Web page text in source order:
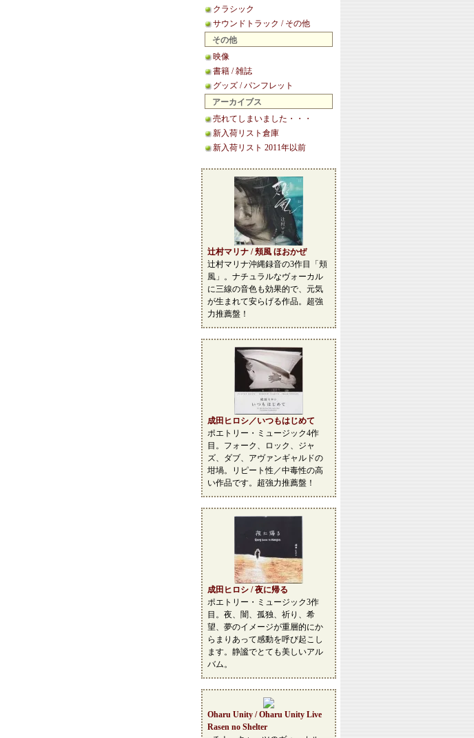
クラシック
サウンドトラック / その他
その他
映像
書籍 / 雑誌
グッズ / パンフレット
アーカイブス
売れてしまいました・・・
新入荷リスト倉庫
新入荷リスト 2011年以前
辻村マリナ / 頬風 ほおかぜ
辻村マリナ沖縄録音の3作目「頬
風」。ナチュラルなヴォーカル
に三線の音色も効果的で、元気
が生まれて安らげる作品。超強
力推薦盤！
成田ヒロシ／いつもはじめて
ポエトリー・ミュージック4作
目。フォーク、ロック、ジャ
ズ、ダブ、アヴァンギャルドの
坩堝。リピート性／中毒性の高
い作品です。超強力推薦盤！
成田ヒロシ / 夜に帰る
ポエトリー・ミュージック3作
目。夜、闇、孤独、祈り、希
望、夢のイメージが重層的にか
らまりあって感動を呼び起こし
ます。静謐でとても美しいアル
バム。
Oharu Unity / Oharu Unity Live
Rasen no Shelter